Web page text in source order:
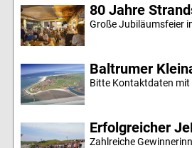
80 Jahre
Große Jubiläumsfeier
Baltrumer
Bitte Kontaktdaten mit
Erfolgreicher
Zahlreiche